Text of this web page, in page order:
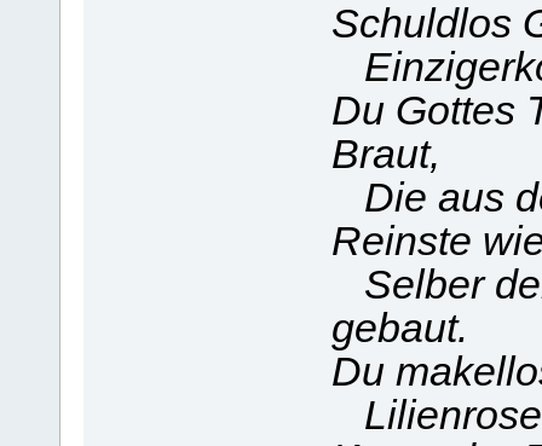
Schuldlos
Du Gottes
Braut,
Die aus
Reinste
Selber
gebaut.
Du